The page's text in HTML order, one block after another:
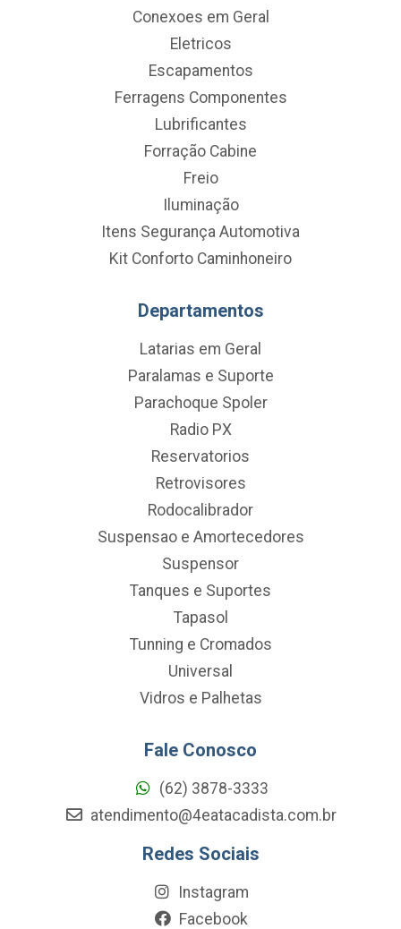
Conexoes em Geral
Eletricos
Escapamentos
Ferragens Componentes
Lubrificantes
Forração Cabine
Freio
Iluminação
Itens Segurança Automotiva
Kit Conforto Caminhoneiro
Departamentos
Latarias em Geral
Paralamas e Suporte
Parachoque Spoler
Radio PX
Reservatorios
Retrovisores
Rodocalibrador
Suspensao e Amortecedores
Suspensor
Tanques e Suportes
Tapasol
Tunning e Cromados
Universal
Vidros e Palhetas
Fale Conosco
(62) 3878-3333
atendimento@4eatacadista.com.br
Redes Sociais
Instagram
Facebook